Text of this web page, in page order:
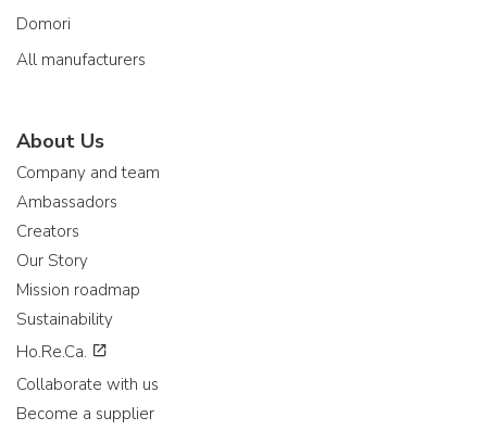
Domori
All manufacturers
About Us
Company and team
Ambassadors
Creators
Our Story
Mission roadmap
Sustainability
Ho.Re.Ca.
Collaborate with us
Become a supplier